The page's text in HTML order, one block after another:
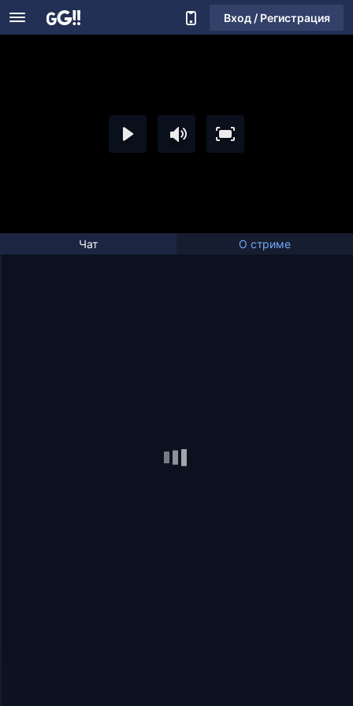
Вход / Регистрация
Чат О стриме